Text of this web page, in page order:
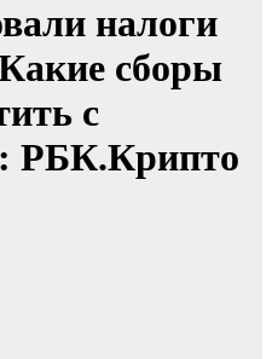
налоги
сборы
с
РБК.Крипто